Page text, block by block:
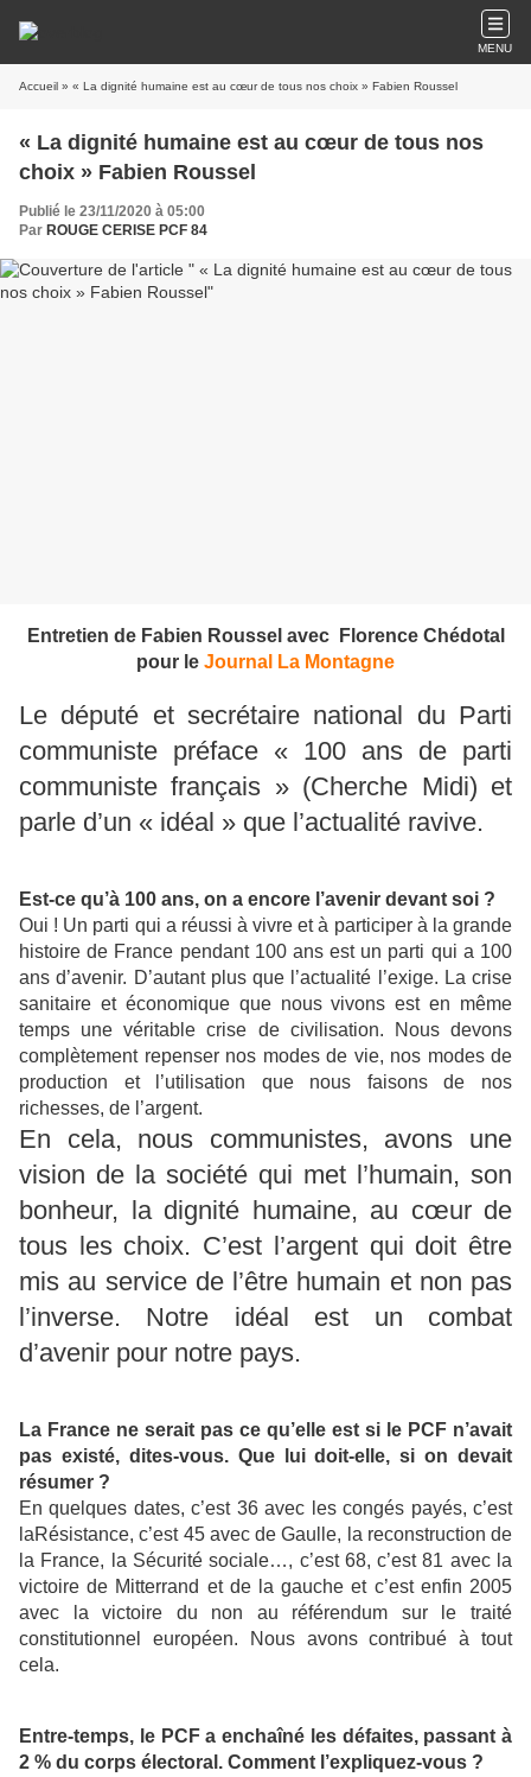
MENU
Accueil » « La dignité humaine est au cœur de tous nos choix » Fabien Roussel
« La dignité humaine est au cœur de tous nos
choix » Fabien Roussel
Publié le 23/11/2020 à 05:00
Par ROUGE CERISE PCF 84
Entretien de Fabien Roussel avec Florence Chédotal
pour le Journal La Montagne
Le député et secrétaire national du Parti
communiste préface « 100 ans de parti
communiste français » (Cherche Midi) et
parle d’un « idéal » que l’actualité ravive.
Est-ce qu’à 100 ans, on a encore l’avenir devant soi ?
Oui ! Un parti qui a réussi à vivre et à participer à la grande
histoire de France pendant 100 ans est un parti qui a 100
ans d’avenir. D’autant plus que l’actualité l’exige. La crise
sanitaire et économique que nous vivons est en même
temps une véritable crise de civilisation. Nous devons
complètement repenser nos modes de vie, nos modes de
production et l’utilisation que nous faisons de nos
richesses, de l’argent.
En cela, nous communistes, avons une
vision de la société qui met l’humain, son
bonheur, la dignité humaine, au cœur de
tous les choix. C’est l’argent qui doit être
mis au service de l’être humain et non pas
l’inverse. Notre idéal est un combat
d’avenir pour notre pays.
La France ne serait pas ce qu’elle est si le PCF n’avait
pas existé, dites-vous. Que lui doit-elle, si on devait
résumer ?
En quelques dates, c’est 36 avec les congés payés, c’est
laRésistance, c’est 45 avec de Gaulle, la reconstruction de
la France, la Sécurité sociale…, c’est 68, c’est 81 avec la
victoire de Mitterrand et de la gauche et c’est enfin 2005
avec la victoire du non au référendum sur le traité
constitutionnel européen. Nous avons contribué à tout
cela.
Entre-temps, le PCF a enchaîné les défaites, passant à
2 % du corps électoral. Comment l’expliquez-vous ?